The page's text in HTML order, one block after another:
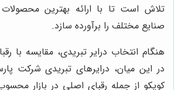
تلاش است تا با ارائه بهترین
صنایع مختلف را برآورده سازد.
هنگام انتخاب درایر تبریدی، مقایسه با
در این میان، درایرهای تبریدی شرکت
کوپکو از جمله رقبای اصلی در بازار